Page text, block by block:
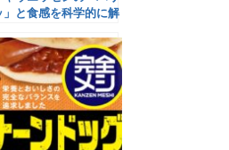
」と食感を科学的に解